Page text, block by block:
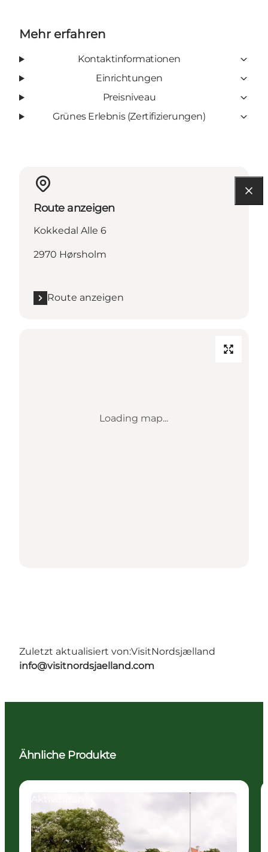
Mehr erfahren
Kontaktinformationen
Einrichtungen
Preisniveau
Grünes Erlebnis (Zertifizierungen)
Route anzeigen
Kokkedal Alle 6
2970 Hørsholm
Route anzeigen
Loading map...
Zuletzt aktualisiert von:VisitNordsjælland
info@visitnordsjaelland.com
Ähnliche Produkte